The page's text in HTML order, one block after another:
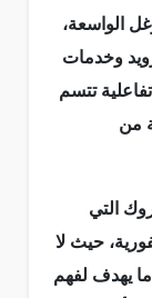
الواسعة،
وخدمات
تتسم
من
التي
حيث لا
يهدف لفهم